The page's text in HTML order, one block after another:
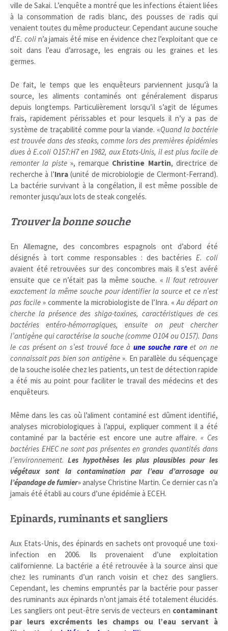
ville de Sakai. L’enquête a montré que les infections étaient liées
à la consommation de radis blanc, des pousses de radis qui
venaient toutes du même producteur. Cependant aucune souche
d’E. colin’a jamais été mise en évidence chez l’exploitant que ce
soit dans l’eau d’arrosage, les engrais ou les graines et les
germes.
De fait, le temps que les enquêteurs parviennent jusqu’à la
source, les aliments contaminés ont généralement disparus
depuis longtemps. Particulièrement lorsqu’il s’agit de légumes
frais, rapidement périssables et pour lesquels il n’y a pas de
système de traçabilité comme pour la viande. «Quand la bactérie
est trouvée dans des steaks, comme lors des premières épidémies
dues à E.coli O157:H7 en 1982, aux Etats-Unis, il est plus facile de
remonter la piste », remarque Christine Martin, directrice de
recherche à l’Inra(unité de microbiologie de Clermont-Ferrand).
La bactérie survivant à la congélation, il est même possible de
remonter jusqu’aux lots de steak congelés.
Trouver la bonne souche
En Allemagne, des concombres espagnols ont d’abord été
désignés à tort comme responsables : des bactériesE. coli
avaient été retrouvées sur des concombres mais il s’est avéré
ensuite que ce n’était pas la même souche. «Il faut retrouver
exactement la même souche pour identifier la source et ce n’est
pas facile» commente la microbiologiste de l’Inra. «Au départ on
cherche la présence des shiga-toxines, caractéristiques de ces
bactéries entéro-hémorragiques, ensuite on peut chercher
l’antigène qui caractérise la souche (comme O104 ou O157). Dans
le cas présent on s’est trouvé face àune souche rareet on ne
connaissait pas bien son antigène». En parallèle du séquençage
de la souche isolée chez les patients, un test de détection rapide
a été mis au point pour faciliter le travail des médecins et des
enquêteurs.
Même dans les cas où l’aliment contaminé est dûment identifié,
analyses microbiologiques à l’appui, expliquer comment il a été
contaminé par la bactérie est encore une autre affaire.« Ces
bactéries EHEC ne sont pas présentes en grandes quantités dans
l’environnement.Les hypothèses les plus plausibles pour les
végétaux sont la contamination par l’eau d’arrosage ou
l’épandage de fumier» analyse Christine Martin. Ce dernier cas n’a
jamais été établi au cours d’une épidémie à ECEH.
Epinards, ruminants et sangliers
Aux Etats-Unis, des épinards en sachets ont provoqué une toxi-
infection en 2006. Ils provenaient d’une exploitation
californienne. La bactérie a été retrouvée à la source ainsi que
chez les ruminants d’un ranch voisin et chez des sangliers.
Cependant, les chemins empruntés par la bactérie pour passer
des ruminants aux épinards n’ont jamais été totalement élucidés.
Les sangliers ont peut-être servis de vecteurs en contaminant
par leurs excréments les champs ou l’eau servant à